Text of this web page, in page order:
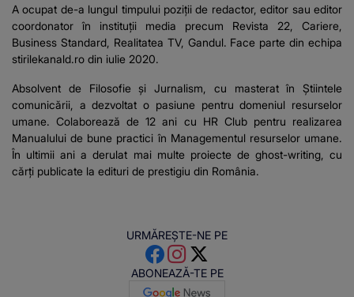
A ocupat de-a lungul timpului poziții de redactor, editor sau editor
coordonator în instituții media precum Revista 22, Cariere,
Business Standard, Realitatea TV, Gandul. Face parte din echipa
stirilekanald.ro din iulie 2020.
Absolvent de Filosofie și Jurnalism, cu masterat în Știintele
comunicării, a dezvoltat o pasiune pentru domeniul resurselor
umane. Colaborează de 12 ani cu HR Club pentru realizarea
Manualului de bune practici în Managementul resurselor umane.
În ultimii ani a derulat mai multe proiecte de ghost-writing, cu
cărți publicate la edituri de prestigiu din România.
URMĂREȘTE-NE PE
ABONEAZĂ-TE PE